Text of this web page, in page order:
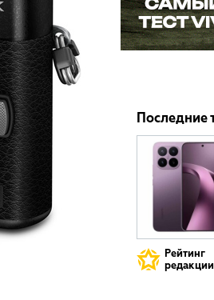
Последние
Рейтинг